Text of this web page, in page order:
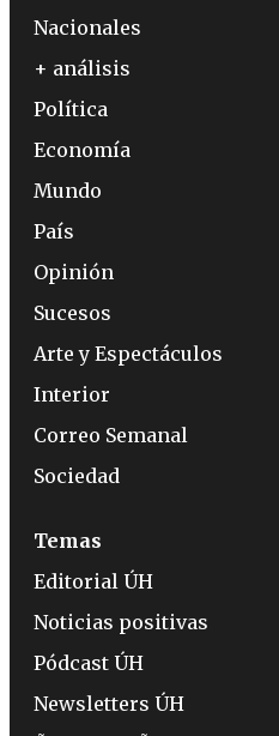
Nacionales
+ análisis
Política
Economía
Mundo
País
Opinión
Sucesos
Arte y Espectáculos
Interior
Correo Semanal
Sociedad
Temas
Editorial ÚH
Noticias positivas
Pódcast ÚH
Newsletters ÚH